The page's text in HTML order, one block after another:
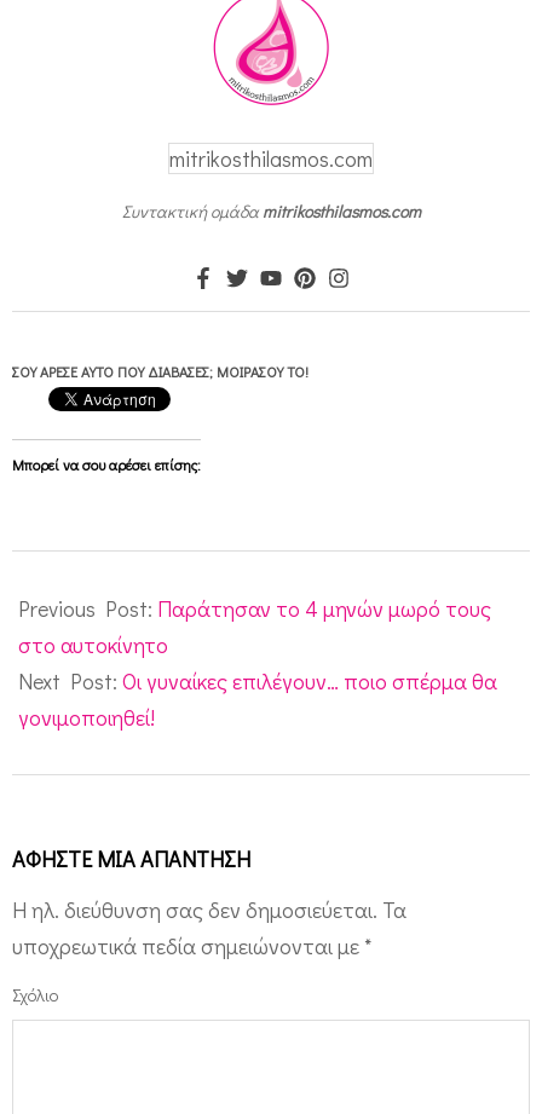
η
α
α
α
mitrikosthilasmos.com
Συντακτική ομάδαmitrikosthilasmos.com
ΣΟΥ ΆΡΕΣΕ ΑΥΤΌ ΠΟΥ ΔΙΆΒΑΣΕΣ; ΜΟΙΡΆΣΟΥ ΤΟ!
Μπορεί να σου αρέσει επίσης:
06-
25
Previous Post: Παράτησαν το 4 μηνών μωρό τους
στο αυτοκίνητο
Next Post: Οι γυναίκες επιλέγουν… ποιο σπέρμα θα
γονιμοποιηθεί!
ΑΦΉΣΤΕ ΜΙΑ ΑΠΆΝΤΗΣΗ
Η ηλ. διεύθυνση σας δεν δημοσιεύεται. Τα
υποχρεωτικά πεδία σημειώνονται με *
Σχόλιο